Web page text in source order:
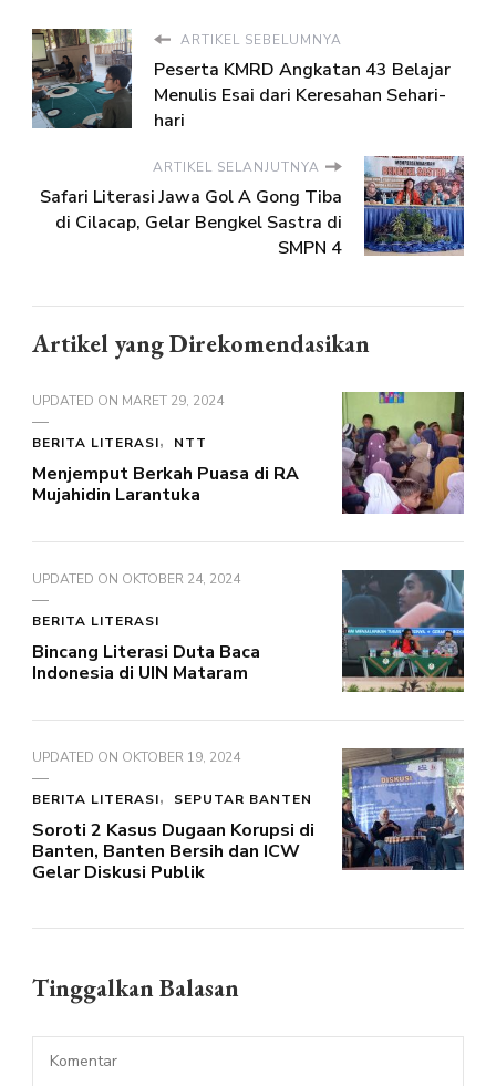
ARTIKEL SEBELUMNYA
Peserta KMRD Angkatan 43 Belajar
Menulis Esai dari Keresahan Sehari-
hari
ARTIKEL SELANJUTNYA
Safari Literasi Jawa Gol A Gong Tiba
di Cilacap, Gelar Bengkel Sastra di
SMPN 4
Artikel yang Direkomendasikan
UPDATED ON MARET 29, 2024
BERITA LITERASI NTT
Menjemput Berkah Puasa di RA
Mujahidin Larantuka
UPDATED ON OKTOBER 24, 2024
BERITA LITERASI
Bincang Literasi Duta Baca
Indonesia di UIN Mataram
UPDATED ON OKTOBER 19, 2024
BERITA LITERASI SEPUTAR BANTEN
Soroti 2 Kasus Dugaan Korupsi di
Banten, Banten Bersih dan ICW
Gelar Diskusi Publik
Tinggalkan Balasan